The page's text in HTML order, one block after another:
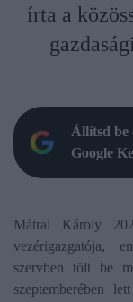
írta a
Állítsd be
Google
Mátrai Károly
vezérigazgatója,
szervben tölt be
szeptemberében